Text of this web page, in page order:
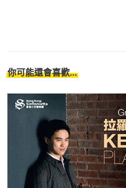
你可能還會喜歡...